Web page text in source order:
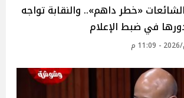
«خطر داهم».. والنقابة تواجه
في ضبط الإعلام